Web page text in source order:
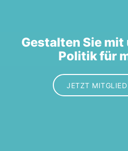
Gestalten Sie mit
Politik für
JETZT MITGLIED